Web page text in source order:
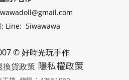
: Line: 5iwawawa
© 好時光玩手作
換貨政策 隱私權政策